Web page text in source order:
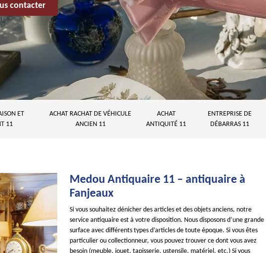
contacter
ET
11
ACHAT RACHAT DE VÉHICULE
ANCIEN 11
ACHAT
ANTIQUITÉ 11
ENTREPRISE DE
DÉBARRAS 11
Medou Antiquaire 11 – antiquaire à
Fanjeaux
Si vous souhaitez dénicher des articles et des objets anciens, notre
service antiquaire est à votre disposition. Nous disposons d’une grande
surface avec différents types d’articles de toute époque. Si vous êtes
particulier ou collectionneur, vous pouvez trouver ce dont vous avez
besoin (meuble, jouet, tapisserie, ustensile, matériel, etc.) Si vous